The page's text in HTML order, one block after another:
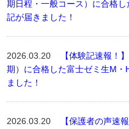
期日程・一般コース）に合格
記が届きました！
2026.03.20
【体験記速報！
期）に合格した富士ゼミ生M・
ました！
2026.03.20
【保護者の声速